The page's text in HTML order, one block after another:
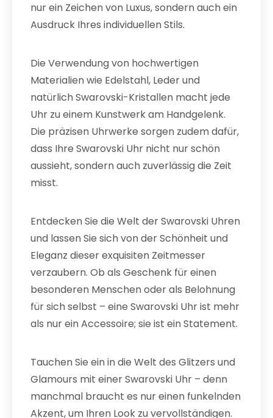
nur ein Zeichen von Luxus, sondern auch ein
Ausdruck Ihres individuellen Stils.
Die Verwendung von hochwertigen
Materialien wie Edelstahl, Leder und
natürlich Swarovski-Kristallen macht jede
Uhr zu einem Kunstwerk am Handgelenk.
Die präzisen Uhrwerke sorgen zudem dafür,
dass Ihre Swarovski Uhr nicht nur schön
aussieht, sondern auch zuverlässig die Zeit
misst.
Entdecken Sie die Welt der Swarovski Uhren
und lassen Sie sich von der Schönheit und
Eleganz dieser exquisiten Zeitmesser
verzaubern. Ob als Geschenk für einen
besonderen Menschen oder als Belohnung
für sich selbst – eine Swarovski Uhr ist mehr
als nur ein Accessoire; sie ist ein Statement.
Tauchen Sie ein in die Welt des Glitzers und
Glamours mit einer Swarovski Uhr – denn
manchmal braucht es nur einen funkelnden
Akzent, um Ihren Look zu vervollständigen.